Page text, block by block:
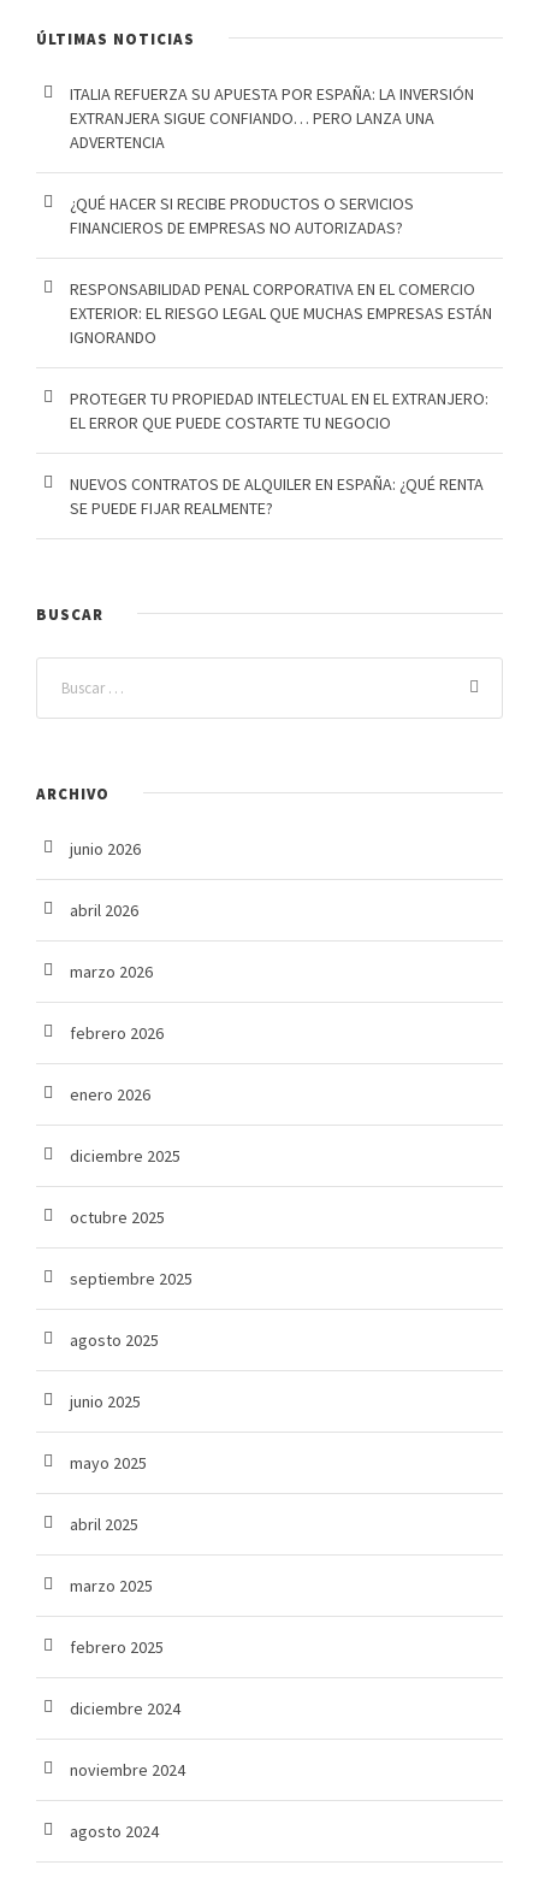
ÚLTIMAS NOTICIAS
ITALIA REFUERZA SU APUESTA POR ESPAÑA: LA INVERSIÓN
EXTRANJERA SIGUE CONFIANDO… PERO LANZA UNA
ADVERTENCIA
¿QUÉ HACER SI RECIBE PRODUCTOS O SERVICIOS
FINANCIEROS DE EMPRESAS NO AUTORIZADAS?
RESPONSABILIDAD PENAL CORPORATIVA EN EL COMERCIO
EXTERIOR: EL RIESGO LEGAL QUE MUCHAS EMPRESAS ESTÁN
IGNORANDO
PROTEGER TU PROPIEDAD INTELECTUAL EN EL EXTRANJERO:
EL ERROR QUE PUEDE COSTARTE TU NEGOCIO
NUEVOS CONTRATOS DE ALQUILER EN ESPAÑA: ¿QUÉ RENTA
SE PUEDE FIJAR REALMENTE?
BUSCAR
ARCHIVO
junio 2026
abril 2026
marzo 2026
febrero 2026
enero 2026
diciembre 2025
octubre 2025
septiembre 2025
agosto 2025
junio 2025
mayo 2025
abril 2025
marzo 2025
febrero 2025
diciembre 2024
noviembre 2024
agosto 2024